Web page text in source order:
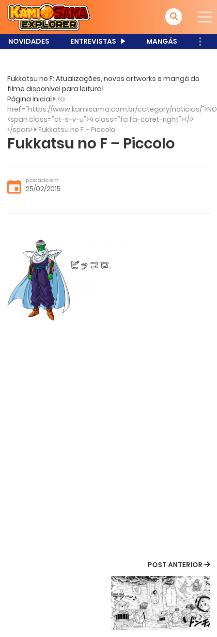
NOVIDADES ENTREVISTAS MANGÁS
Fukkatsu no F: Atualizações, novos artworks e mangá do
filme disponível para leitura!
Página Inicial <a
href="https://www.kamisama.com.br/category/noticias/
<span class="ct-s-v-u"><i class="fa fa-caret-right"></i>
</span> Fukkatsu no F – Piccolo
Fukkatsu no F – Piccolo
postado em
25/02/2015
POST ANTERIOR